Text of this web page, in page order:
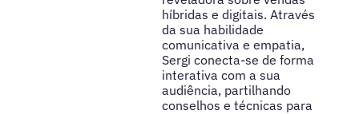
híbridas e digitais. Através
da sua habilidade
comunicativa e empatia,
Sergi conecta-se de forma
interativa com a sua
audiência, partilhando
conselhos e técnicas para